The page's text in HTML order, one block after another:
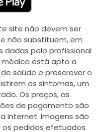
site não devem ser
não substituem, em
dadas pelo profissional
está apto a
saúde e prescrever o
os sintomas, um
Os preços, as
de pagamento são
Internet. Imagens são
pedidos efetuados